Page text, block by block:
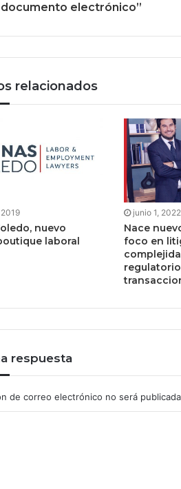
documento electrónico”
relacionados
nuevo
laboral
junio 1, 2022
Nace
foco en
respuesta
de correo electrónico no será